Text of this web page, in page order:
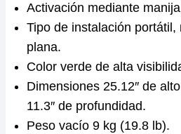
Activación mediante
Tipo de instalación portátil,
plana.
Color verde de alta
Dimensiones 25.12″ de
11.3″ de profundidad.
Peso vacío 9 kg (19.8 lb).